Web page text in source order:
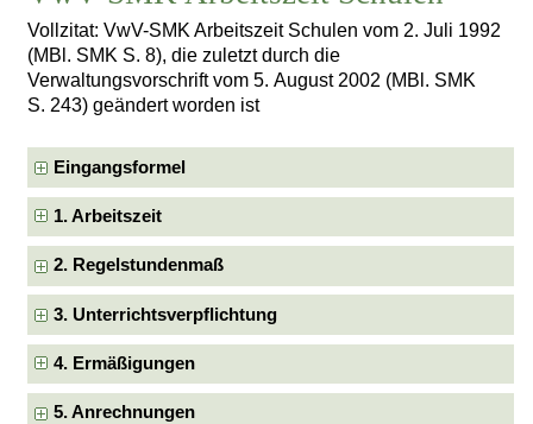
Vollzitat: VwV-SMK Arbeitszeit Schulen vom 2. Juli 1992
(MBl. SMK S. 8), die zuletzt durch die
Verwaltungsvorschrift vom 5. August 2002 (MBl. SMK
S. 243) geändert worden ist
Eingangsformel
1. Arbeitszeit
2. Regelstundenmaß
3. Unterrichtsverpflichtung
4. Ermäßigungen
5. Anrechnungen